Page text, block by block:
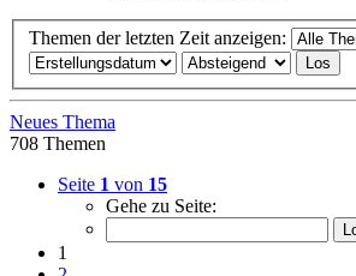
Themen der letzten Zeit anzeigen:
Neues Thema
708 Themen
Seite 1 von 15
Gehe zu Seite:
1